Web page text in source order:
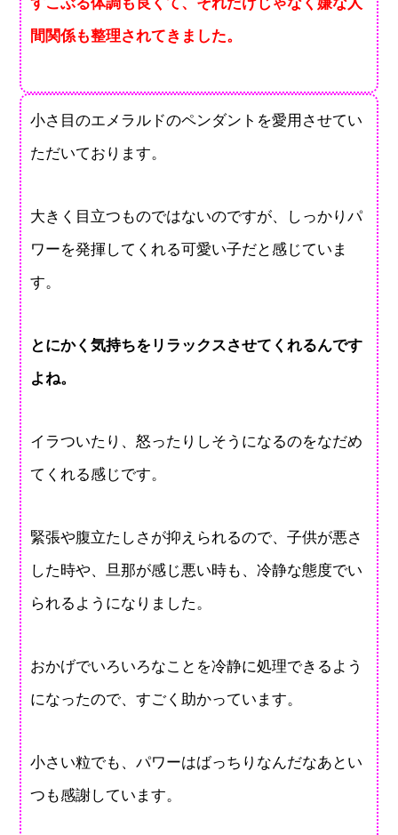
間関係も整理されてきました。
小さ目のエメラルドのペンダントを愛用させてい
ただいております。
大きく目立つものではないのですが、しっかりパ
ワーを発揮してくれる可愛い子だと感じていま
す。
とにかく気持ちをリラックスさせてくれるんです
よね。
イラついたり、怒ったりしそうになるのをなだめ
てくれる感じです。
緊張や腹立たしさが抑えられるので、子供が悪さ
した時や、旦那が感じ悪い時も、冷静な態度でい
られるようになりました。
おかげでいろいろなことを冷静に処理できるよう
になったので、すごく助かっています。
小さい粒でも、パワーはばっちりなんだなあとい
つも感謝しています。